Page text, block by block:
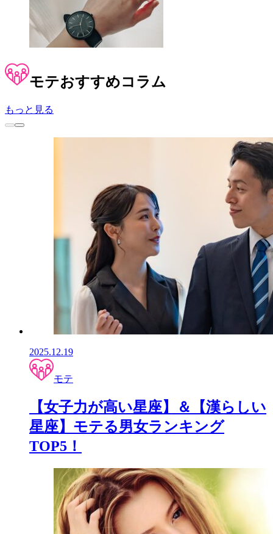
モテおすすめコラム
もっと見る
2025.12.19
モテ
【女子力が高い星座】＆【漢らしい
星座】モテる男女ランキング
TOP5！